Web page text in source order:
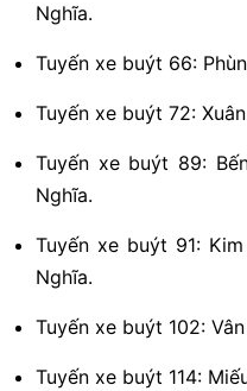
Nghĩa.
Tuyến xe buýt 66:
Tuyến xe buýt 72:
Tuyến xe buýt 89:
Nghĩa.
Tuyến xe buýt 91:
Nghĩa.
Tuyến xe buýt 102:
Tuyến xe buýt 114: